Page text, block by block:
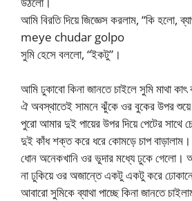
আমি বিরতি দিয়ে জিজ্ঞেস করলাম, “কি হলো,
meye chudar golpo
সুমি হেসে বললো, “ইকটু”।
আমি ঢুকাবো কিনা জানতে চাইলে সুমি মাথা
ঐ অবস্থাতেই সামনে ঝুঁকে ওর বুকের উপর
পুরো আমার দুই পায়ের উপর দিয়ে পেটের সাথে
দুই কাঁধ শক্ত করে ধরে কোমড়ে চাপ
ধোন অনেকখানি ওর ভুদার মধ্যে ঢুকে গেলো।
না ঢুকিয়ে ওর অজান্তে একটু একটু করে
আবারো সুমিকে ব্যাথা পাচ্ছে কিনা জানতে